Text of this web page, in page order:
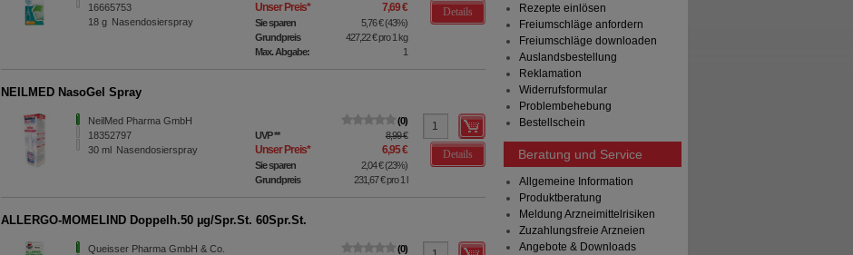
16665753
18g Nasendosierspray
Unser Preis* 7,69 €
Sie sparen 5,76 €(43%)
Grundpreis
427,22 €pro 1 kg
Max. Abgabe:
1
Details
NEILMED NasoGel Spray
NeilMed Pharma GmbH
18352797
30 ml Nasendosierspray
0
UVP** 8,99 €
Unser Preis* 6,95 €
Sie sparen 2,04 €(23%)
Grundpreis
231,67 €pro 1 l
Details
ALLERGO-MOMELIND Doppelh.50 µg/Spr.St. 60Spr.St.
Queisser Pharma GmbH & Co.
0
Rezepte einlösen
Freiumschläge anfordern
Freiumschläge downloaden
Auslandsbestellung
Reklamation
Widerrufsformular
Problembehebung
Bestellschein
Beratung und Service
Allgemeine Information
Produktberatung
Meldung Arzneimittelrisiken
Zuzahlungsfreie Arzneien
Angebote & Downloads